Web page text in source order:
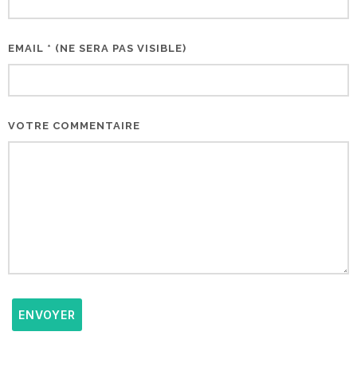
EMAIL * (NE SERA PAS VISIBLE)
VOTRE COMMENTAIRE
ENVOYER